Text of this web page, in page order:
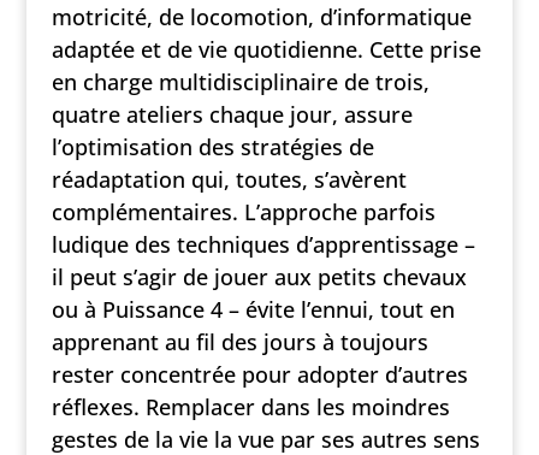
motricité, de locomotion, d’informatique
adaptée et de vie quotidienne. Cette prise
en charge multidisciplinaire de trois,
quatre ateliers chaque jour, assure
l’optimisation des stratégies de
réadaptation qui, toutes, s’avèrent
complémentaires. L’approche parfois
ludique des techniques d’apprentissage –
il peut s’agir de jouer aux petits chevaux
ou à Puissance 4 – évite l’ennui, tout en
apprenant au fil des jours à toujours
rester concentrée pour adopter d’autres
réflexes. Remplacer dans les moindres
gestes de la vie la vue par ses autres sens